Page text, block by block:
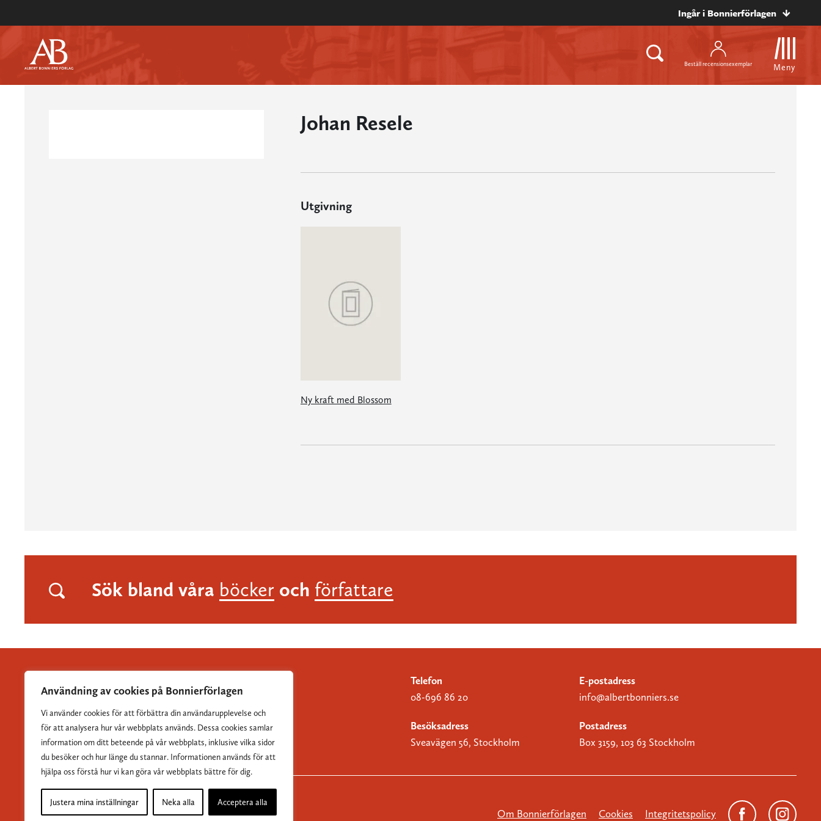
Användning av cookies på Bonnierförlagen
Vi använder cookies för att förbättra din användarupplevelse och
för att analysera hur vår webbplats används. Dessa cookies samlar
information om ditt beteende på vår webbplats, inklusive vilka sidor
du besöker och hur länge du stannar. Informationen används för att
hjälpa oss förstå hur vi kan göra vår webbplats bättre för dig.
Justera mina inställningar Neka alla Acceptera alla
Ingår i Bonnierförlagen
Beställ recensionsexemplar Meny
Johan Resele
Utgivning
Ny kraft med Blossom
Sök bland våra böcker och författare
Albert Bonniers Förlag grundades 1837 och är Sveriges
största skönlitterära förlag.
Telefon
08-696 86 20
E-postadress
info@albertbonniers.se
Besöksadress
Sveavägen 56, Stockholm
Postadress
Box 3159, 103 63 Stockholm
Om Bonnierförlagen Cookies Integritetspolicy